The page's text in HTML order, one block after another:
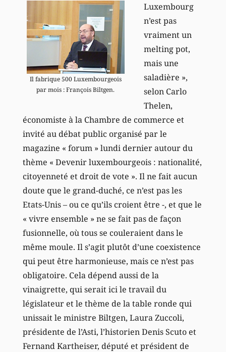
Il fabrique 500 Luxembourgeois
par mois : François Biltgen.
Luxembourg
n’est pas
vraiment un
melting pot,
mais une
saladière »,
selon Carlo
Thelen,
économiste à la Chambre de commerce et
invité au débat public organisé par le
magazine « forum » lundi dernier autour du
thème « Devenir luxembourgeois : nationalité,
citoyenneté et droit de vote ». Il ne fait aucun
doute que le grand-duché, ce n’est pas les
Etats-Unis – ou ce qu’ils croient être -, et que le
« vivre ensemble » ne se fait pas de façon
fusionnelle, où tous se couleraient dans le
même moule. Il s’agit plutôt d’une coexistence
qui peut être harmonieuse, mais ce n’est pas
obligatoire. Cela dépend aussi de la
vinaigrette, qui serait ici le travail du
législateur et le thème de la table ronde qui
unissait le ministre Biltgen, Laura Zuccoli,
présidente de l’Asti, l’historien Denis Scuto et
Fernand Kartheiser, député et président de